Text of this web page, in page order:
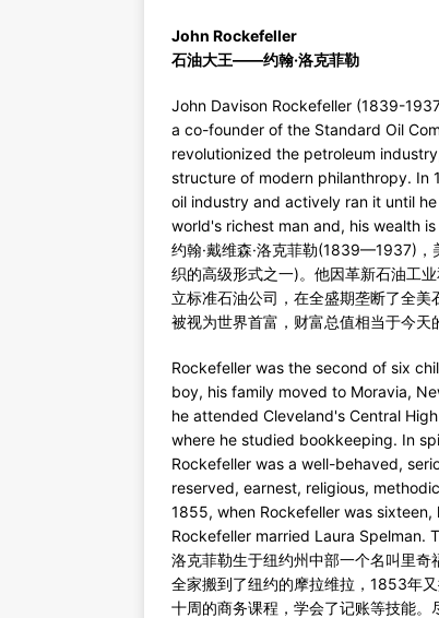
John Rockefeller
石油大王——约翰·洛克菲勒
John Davison Rockefeller (1839-
a co-founder of the Standard Oil
revolutionized the petroleum
structure of modern philanthropy. In
oil industry and actively ran it until
world's richest man and, his wealth
约翰·戴维森·洛克菲勒(1839—1937)，
织的高级形式之一)。他因革新石油工
立标准石油公司，在全盛期垄断了全
被视为世界首富，财富总值相当于今天
Rockefeller was the second of six
boy, his family moved to Moravia,
he attended Cleveland's Central
where he studied bookkeeping. In
Rockefeller was a well-behaved,
reserved, earnest, religious,
1855, when Rockefeller was
Rockefeller married Laura Spelman.
洛克菲勒生于纽约州中部一个名叫里
全家搬到了纽约的摩拉维拉，1853年
十周的商务课程，学会了记账等技能